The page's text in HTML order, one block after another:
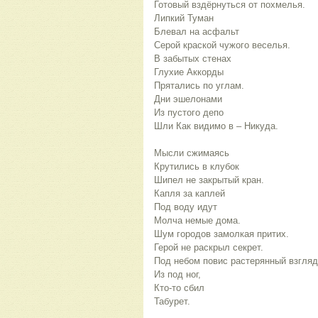
Готовый вздёрнуться от похмелья.
Липкий Туман
Блевал на асфальт
Серой краской чужого веселья.
В забытых стенах
Глухие Аккорды
Прятались по углам.
Дни эшелонами
Из пустого депо
Шли Как видимо в – Никуда.
Мысли сжимаясь
Крутились в клубок
Шипел не закрытый кран.
Капля за каплей
Под воду идут
Молча немые дома.
Шум городов замолкая притих.
Герой не раскрыл секрет.
Под небом повис растерянный
Из под ног,
Кто-то сбил
Табурет.